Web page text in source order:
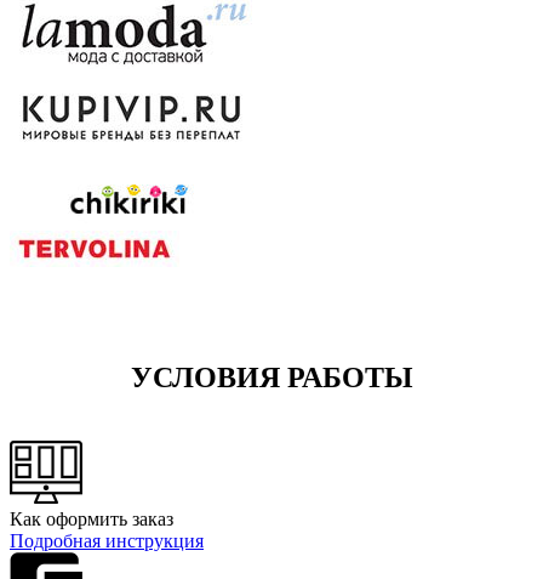
УСЛОВИЯ РАБОТЫ
Как оформить заказ
Подробная инструкция